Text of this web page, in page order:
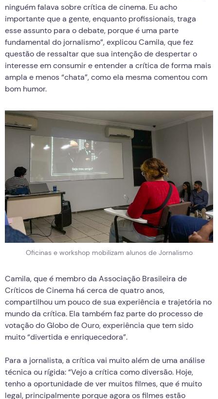
ninguém falava sobre crítica de cinema. Eu acho
importante que a gente, enquanto profissionais, traga
esse assunto para o debate, porque é uma parte
fundamental do jornalismo”, explicou Camila, que fez
questão de ressaltar que sua intenção de despertar o
interesse em consumir e entender a crítica de forma mais
ampla e menos “chata”, como ela mesma comentou com
bom humor.
Oficinas e workshop mobilizam alunos de Jornalismo
Camila, que é membro da Associação Brasileira de
Críticos de Cinema há cerca de quatro anos,
compartilhou um pouco de sua experiência e trajetória no
mundo da crítica. Ela também faz parte do processo de
votação do Globo de Ouro, experiência que tem sido
muito “divertida e enriquecedora”.
Para a jornalista, a crítica vai muito além de uma análise
técnica ou rígida: “Vejo a crítica como diversão. Hoje,
tenho a oportunidade de ver muitos filmes, que é muito
legal, principalmente porque agora os filmes estão